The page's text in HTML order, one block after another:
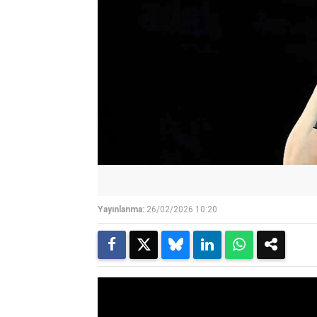
Yayınlanma: 26/02/2026 10:20